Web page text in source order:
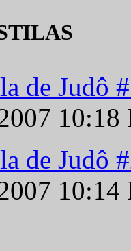
de Judô
de Judô